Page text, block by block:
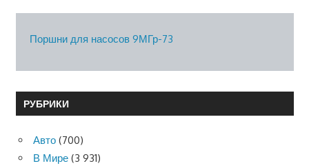
Поршни для насосов 9МГр-73
РУБРИКИ
Авто (700)
В Мире (3 931)